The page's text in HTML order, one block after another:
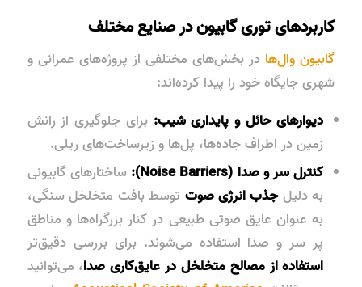
کاربردهای توری گابیون در صنایع مختلف
گابیون وال‌ها در بخش‌های مختلفی از پروژه‌های عمرانی و
شهری جایگاه خود را پیدا کرده‌اند:
دیوارهای حائل و پایداری شیب: برای جلوگیری از رانش
زمین در اطراف جاده‌ها، پل‌ها و زیرساخت‌های ریلی.
کنترل سر و صدا (Noise Barriers):
ساختارهای گابیونی
به دلیلجذب انرژی صوت توسط بافت متخلخل سنگی،
به عنوان عایق صوتی طبیعی در کنار بزرگراه‌ها و مناطق
پر سر و صدا استفاده می‌شوند. برای بررسی دقیق‌تر
استفاده از مصالح متخلخل در عایق‌کاری صدا، می‌توانید